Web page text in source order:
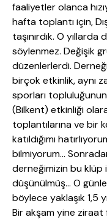
faaliyetler olanca
hafta toplantı için,
taşınırdık. O
söylenmez. Değişik
düzenlerlerdi.
birçok etkinlik, aynı
sporları
(Bilkent) etkinliği
toplantılarına ve bir
katıldığımı
bilmiyorum…
derneğimizin bu klüp
düşünülmüş… O
böylece yaklaşık 1,5
Bir akşam yine